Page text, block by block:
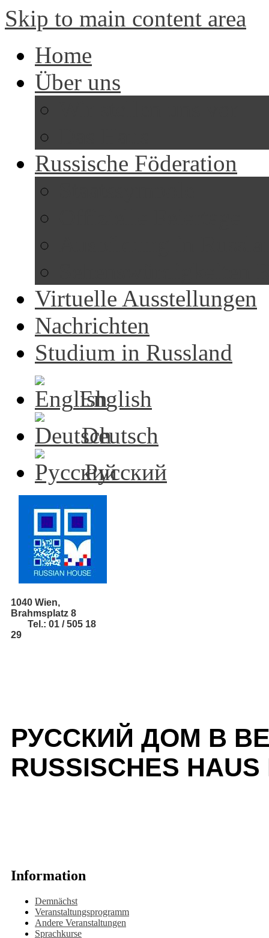
Skip to main content area
Home
Über uns
Russische Föderation
Virtuelle Ausstellungen
Nachrichten
Studium in Russland
English
Deutsch
Русский
1040 Wien,
Brahmsplatz 8
Tel.: 01 / 505 18
29
РУССКИЙ ДОМ В
RUSSISCHES HAUS
Information
Demnächst
Veranstaltungsprogramm
Andere Veranstaltungen
Sprachkurse